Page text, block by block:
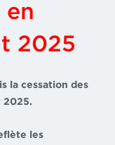
en
2025
la cessation des
2025.
les